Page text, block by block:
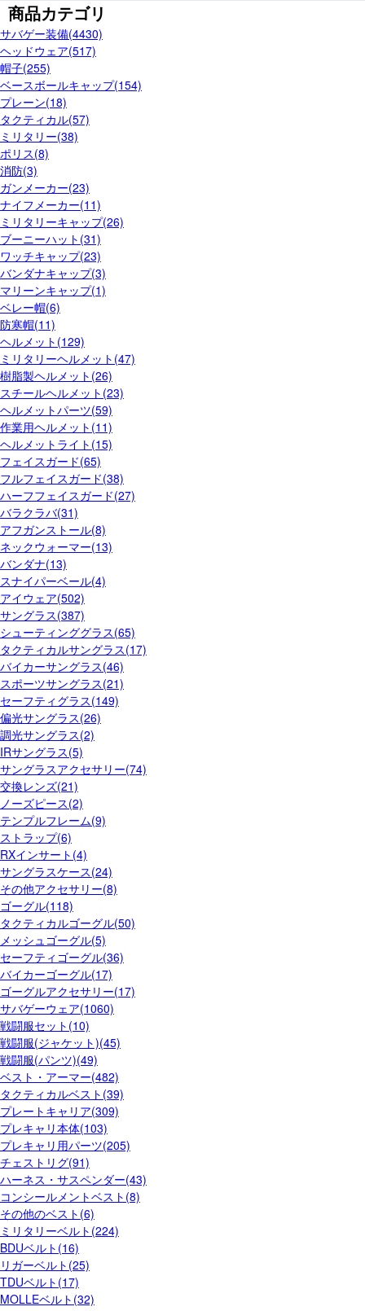
商品カテゴリ
サバゲー装備(4430)
ヘッドウェア(517)
帽子(255)
ベースボールキャップ(154)
プレーン(18)
タクティカル(57)
ミリタリー(38)
ポリス(8)
消防(3)
ガンメーカー(23)
ナイフメーカー(11)
ミリタリーキャップ(26)
ブーニーハット(31)
ワッチキャップ(23)
バンダナキャップ(3)
マリーンキャップ(1)
ベレー帽(6)
防寒帽(11)
ヘルメット(129)
ミリタリーヘルメット(47)
樹脂製ヘルメット(26)
スチールヘルメット(23)
ヘルメットパーツ(59)
作業用ヘルメット(11)
ヘルメットライト(15)
フェイスガード(65)
フルフェイスガード(38)
ハーフフェイスガード(27)
バラクラバ(31)
アフガンストール(8)
ネックウォーマー(13)
バンダナ(13)
スナイパーベール(4)
アイウェア(502)
サングラス(387)
シューティンググラス(65)
タクティカルサングラス(17)
バイカーサングラス(46)
スポーツサングラス(21)
セーフティグラス(149)
偏光サングラス(26)
調光サングラス(2)
IRサングラス(5)
サングラスアクセサリー(74)
交換レンズ(21)
ノーズピース(2)
テンプルフレーム(9)
ストラップ(6)
RXインサート(4)
サングラスケース(24)
その他アクセサリー(8)
ゴーグル(118)
タクティカルゴーグル(50)
メッシュゴーグル(5)
セーフティゴーグル(36)
バイカーゴーグル(17)
ゴーグルアクセサリー(17)
サバゲーウェア(1060)
戦闘服セット(10)
戦闘服(ジャケット)(45)
戦闘服(パンツ)(49)
ベスト・アーマー(482)
タクティカルベスト(39)
プレートキャリア(309)
プレキャリ本体(103)
プレキャリ用パーツ(205)
チェストリグ(91)
ハーネス・サスペンダー(43)
コンシールメントベスト(8)
その他のベスト(6)
ミリタリーベルト(224)
BDUベルト(16)
リガーベルト(25)
TDUベルト(17)
MOLLEベルト(32)